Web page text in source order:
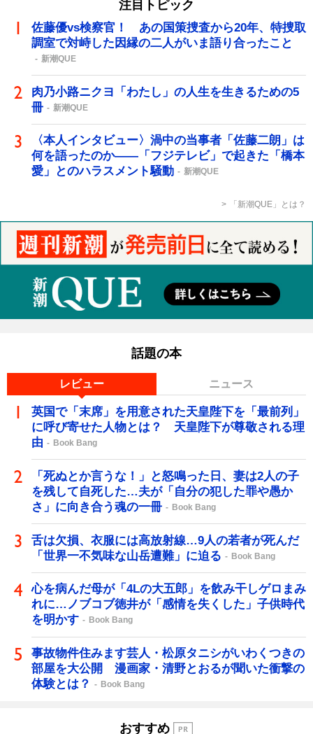
注目トピック
佐藤優vs検察官！ あの国策捜査から20年、特捜取
調室で対峙した因縁の二人がいま語り合ったこと
新潮QUE
肉乃小路ニクヨ「わたし」の人生を生きるための5
冊
新潮QUE
〈本人インタビュー〉渦中の当事者「佐藤二朗」は
何を語ったのか――「フジテレビ」で起きた「橋本
愛」とのハラスメント騒動
新潮QUE
「新潮QUE」とは？
話題の本
レビュー ニュース
英国で「末席」を用意された天皇陛下を「最前列」
に呼び寄せた人物とは？ 天皇陛下が尊敬される理
由
Book Bang
「死ぬとか言うな！」と怒鳴った日、妻は2人の子
を残して自死した…夫が「自分の犯した罪や愚か
さ」に向き合う魂の一冊
Book Bang
舌は欠損、衣服には高放射線…9人の若者が死んだ
「世界一不気味な山岳遭難」に迫る
Book Bang
心を病んだ母が「4Lの大五郎」を飲み干しゲロまみ
れに…ノブコブ徳井が「感情を失くした」子供時代
を明かす
Book Bang
事故物件住みます芸人・松原タニシがいわくつきの
部屋を大公開 漫画家・清野とおるが聞いた衝撃の
体験とは？
Book Bang
おすすめ